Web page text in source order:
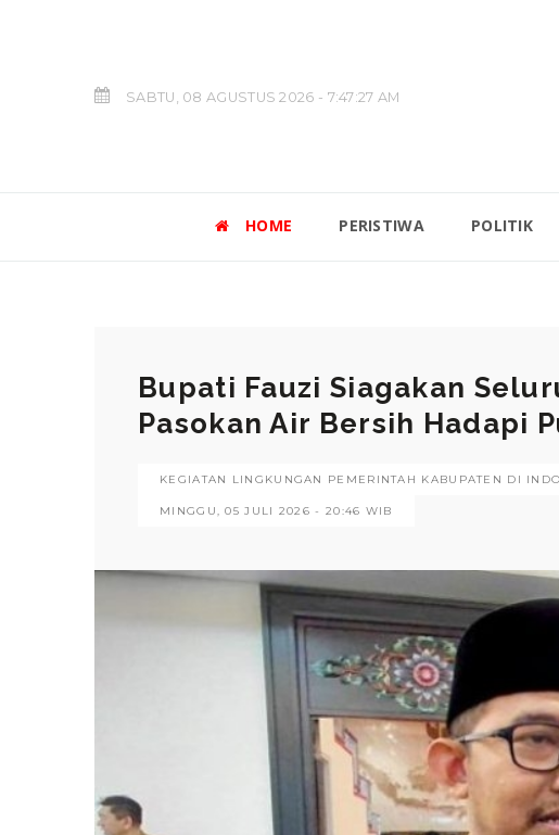
SABTU, 08 AGUSTUS 2026 - 7:47:29 AM
HOME PERISTIWA POLITIK
Bupati Fauzi Siagakan
Pasokan Air Bersih Hadapi
KEGIATAN LINGKUNGAN PEMERINTAH KABUPATEN DI
MINGGU, 05 JULI 2026 - 20:46 WIB